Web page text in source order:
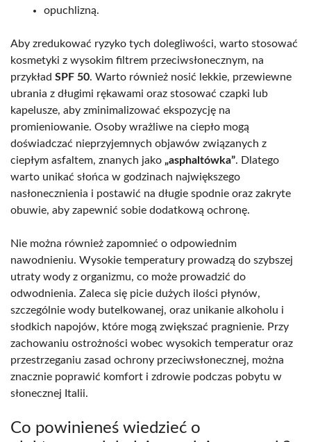
opuchlizną.
Aby zredukować ryzyko tych dolegliwości, warto stosować
kosmetyki z wysokim filtrem przeciwsłonecznym, na
przykład SPF 50. Warto również nosić lekkie, przewiewne
ubrania z długimi rękawami oraz stosować czapki lub
kapelusze, aby zminimalizować ekspozycję na
promieniowanie. Osoby wrażliwe na ciepło mogą
doświadczać nieprzyjemnych objawów związanych z
ciepłym asfaltem, znanych jako „asphaltówka”. Dlatego
warto unikać słońca w godzinach największego
nasłonecznienia i postawić na długie spodnie oraz zakryte
obuwie, aby zapewnić sobie dodatkową ochronę.
Nie można również zapomnieć o odpowiednim
nawodnieniu. Wysokie temperatury prowadzą do szybszej
utraty wody z organizmu, co może prowadzić do
odwodnienia. Zaleca się picie dużych ilości płynów,
szczególnie wody butelkowanej, oraz unikanie alkoholu i
słodkich napojów, które mogą zwiększać pragnienie. Przy
zachowaniu ostrożności wobec wysokich temperatur oraz
przestrzeganiu zasad ochrony przeciwsłonecznej, można
znacznie poprawić komfort i zdrowie podczas pobytu w
słonecznej Italii.
Co powinieneś wiedzieć o